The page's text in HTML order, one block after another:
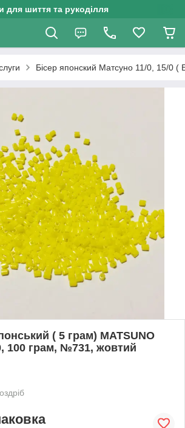
для шиття та рукоділля
Бісер японский Матсуно 11/0, 15/0 (
( 5 грам) MATSUNO
100 грам, №731, жовтий